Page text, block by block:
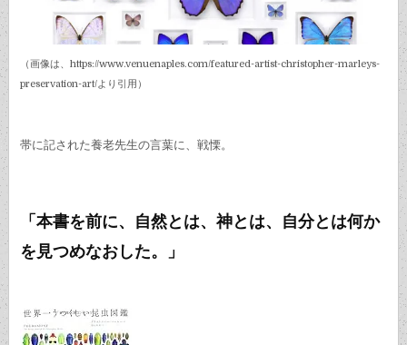
（画像は、https://www.venuenaples.com/featured-artist-christopher-marleys-
preservation-art/より引用）
帯に記された養老先生の言葉に、戦慄。
「本書を前に、自然とは、神とは、自分とは何か
を見つめなおした。」